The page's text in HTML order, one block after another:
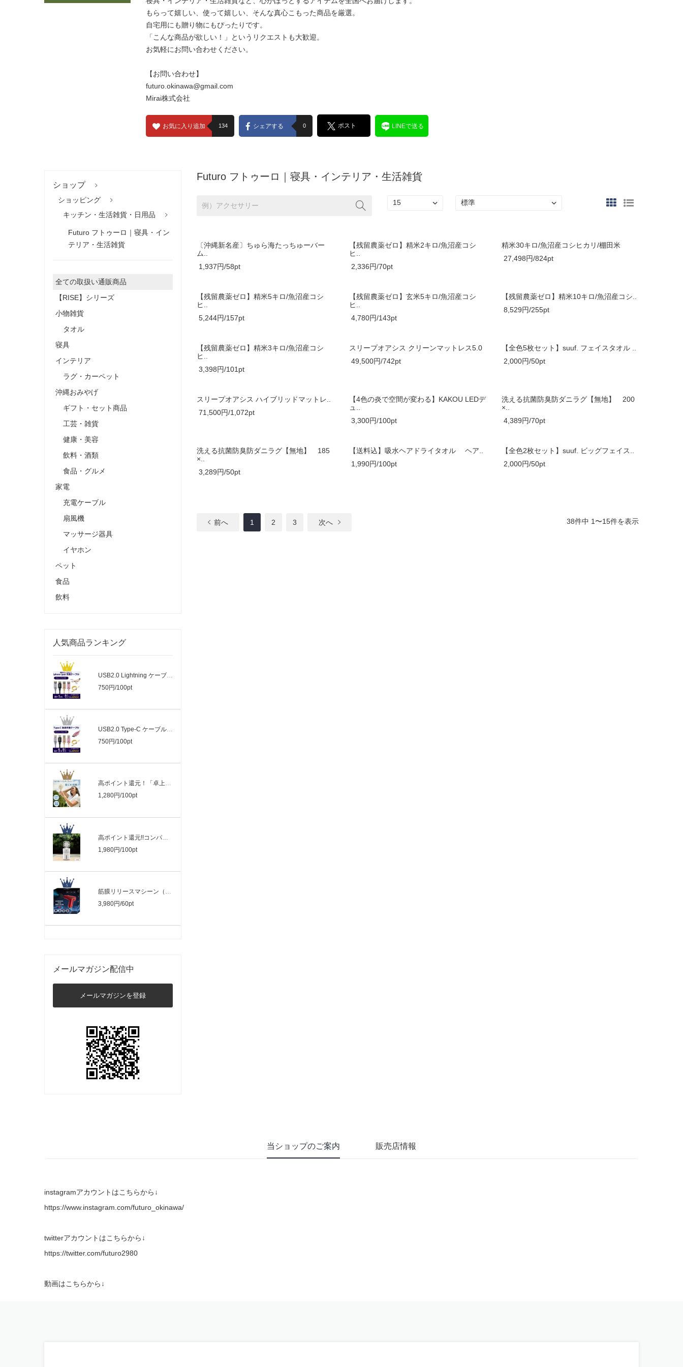
もらって嬉しい、使って嬉しい、そんな真心こもった商品を厳選。
自宅用にも贈り物にもぴったりです。
「こんな商品が欲しい！」というリクエストも大歓迎。
お気軽にお問い合わせください。
【お問い合わせ】
futuro.okinawa@gmail.com
Mirai株式会社
お気に入り追加 134 シェアする 0 ポスト LINEで送る
ショップ
ショッピング
キッチン・生活雑貨・日用品
Futuro フトゥーロ｜寝具・イン
テリア・生活雑貨
全ての取扱い通販商品
【RISE】シリーズ
小物雑貨
タオル
寝具
インテリア
ラグ・カーペット
沖縄おみやげ
ギフト・セット商品
工芸・雑貨
健康・美容
飲料・酒類
食品・グルメ
家電
充電ケーブル
扇風機
マッサージ器具
イヤホン
ペット
食品
飲料
人気商品ランキング
USB2.0 Lightning ケーブル｜充電 頑丈メ..
750円/100pt
USB2.0 Type-C ケーブル｜充電 頑丈メッ..
750円/100pt
高ポイント還元！「卓上扇風機」・「手持..
1,280円/100pt
高ポイント還元!!コンパクトで持ち運びが..
1,980円/100pt
筋膜リリースマシーン（軽量コンパクトハ..
3,980円/60pt
メールマガジン配信中
メールマガジンを登録
Futuro フトゥーロ｜寝具・インテリア・生活雑貨
〔沖縄新名産〕ちゅら海たっちゅーバー
ム..
1,937円/58pt
【残留農薬ゼロ】精米2キロ/魚沼産コシ
ヒ..
2,336円/70pt
精米30キロ/魚沼産コシヒカリ/棚田米
27,498円/824pt
【残留農薬ゼロ】精米5キロ/魚沼産コシ
ヒ..
5,244円/157pt
【残留農薬ゼロ】玄米5キロ/魚沼産コシ
ヒ..
4,780円/143pt
【残留農薬ゼロ】精米10キロ/魚沼産コシ..
8,529円/255pt
【残留農薬ゼロ】精米3キロ/魚沼産コシ
ヒ..
3,398円/101pt
スリープオアシス クリーンマットレス5.0
49,500円/742pt
【全色5枚セット】suuf. フェイスタオル ..
2,000円/50pt
スリープオアシス ハイブリッドマットレ..
71,500円/1,072pt
【4色の炎で空間が変わる】KAKOU LEDデ
ュ..
3,300円/100pt
洗える抗菌防臭防ダニラグ【無地】 200
×..
4,389円/70pt
洗える抗菌防臭防ダニラグ【無地】 185
×..
3,289円/50pt
【送料込】吸水ヘアドライタオル ヘア..
1,990円/100pt
【全色2枚セット】suuf. ビッグフェイス..
2,000円/50pt
前へ 1 2 3 次へ 38件中 1〜15件を表示
当ショップのご案内 販売店情報
instagramアカウントはこちらから↓
https://www.instagram.com/futuro_okinawa/
twitterアカウントはこちらから↓
https://twitter.com/futuro2980
動画はこちらから↓